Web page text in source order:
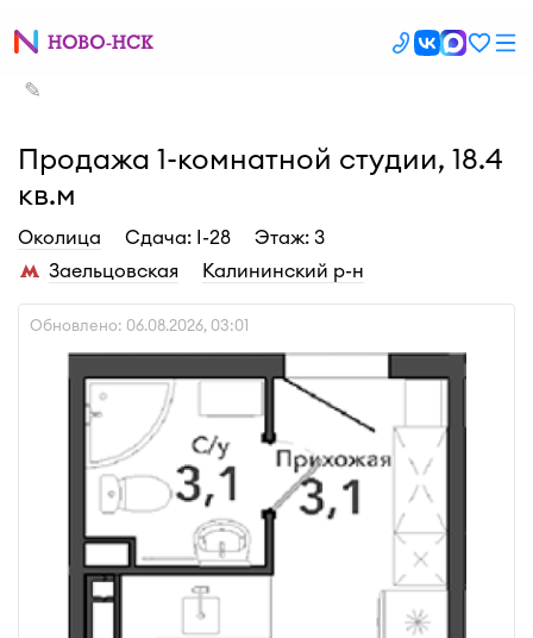
✎
Продажа 1-комнатной студии, 18.4
кв.м
Околица Cдача: I-28
Этаж: 3
Заельцовская
Калининский р-н
Обновлено: 06.08.2026, 03:01